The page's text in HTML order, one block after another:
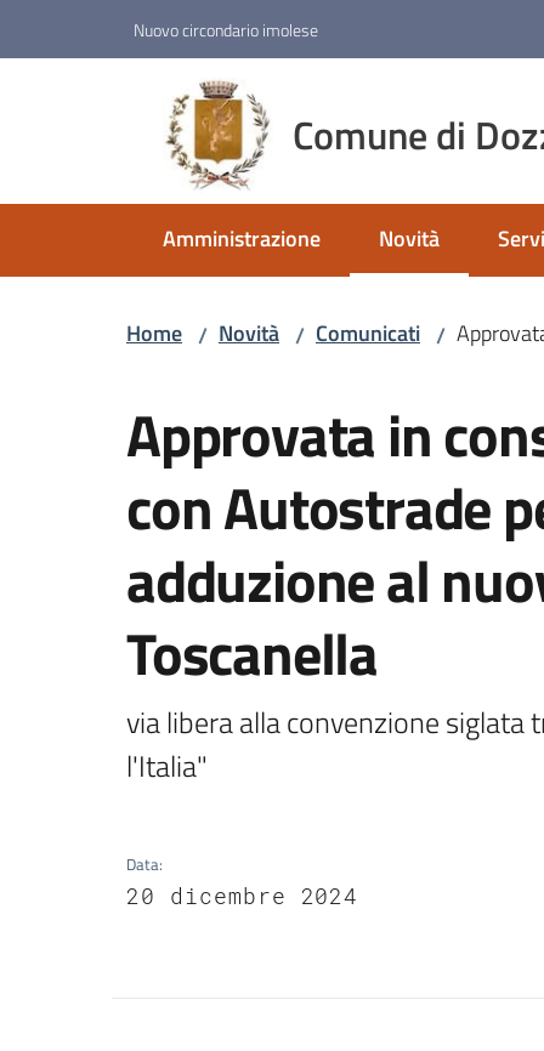
Nuovo circondario imolese
Comune di
Amministrazione Novità
Menu selezionato
Home / Novità / Comunicati /
Approvata in
con Autostrade
adduzione al
Toscanella
via libera alla convenzione siglata
l'Italia"
Data:
20 dicembre 2024